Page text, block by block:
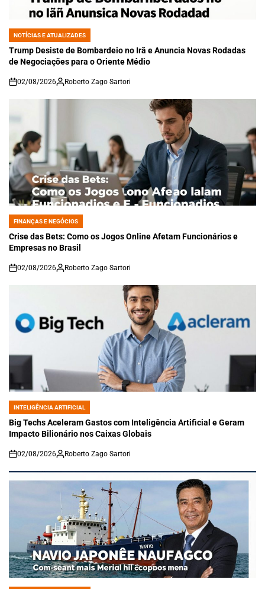
POSTED
IN
NOTÍCIAS E ATUALIZADES
Trump Desiste de Bombardeio no Irã e Anuncia Novas Rodadas
de Negociações para o Oriente Médio
on
02/08/2026 Roberto Zago Sartori
POSTED
IN
FINANÇAS E NEGÓCIOS
Crise das Bets: Como os Jogos Online Afetam Funcionários e
Empresas no Brasil
on
02/08/2026 Roberto Zago Sartori
POSTED
IN
INTELIGÊNCIA ARTIFICIAL
Big Techs Aceleram Gastos com Inteligência Artificial e Geram
Impacto Bilionário nos Caixas Globais
on
02/08/2026 Roberto Zago Sartori